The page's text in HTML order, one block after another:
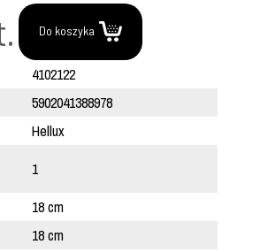
Do koszyka
4102122
5902041388978
Hellux
1
18 cm
18 cm